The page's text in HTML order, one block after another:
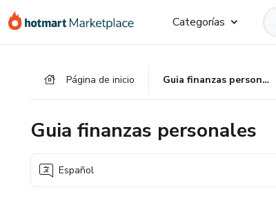
Categorías
Página de inicio Guia finanzas personales
Guia finanzas personales
Español